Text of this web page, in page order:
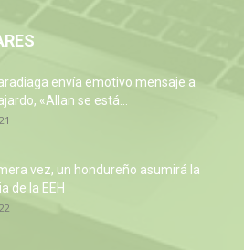
envía emotivo mensaje a
«Allan se está...
vez, un hondureño asumirá la
de la EEH